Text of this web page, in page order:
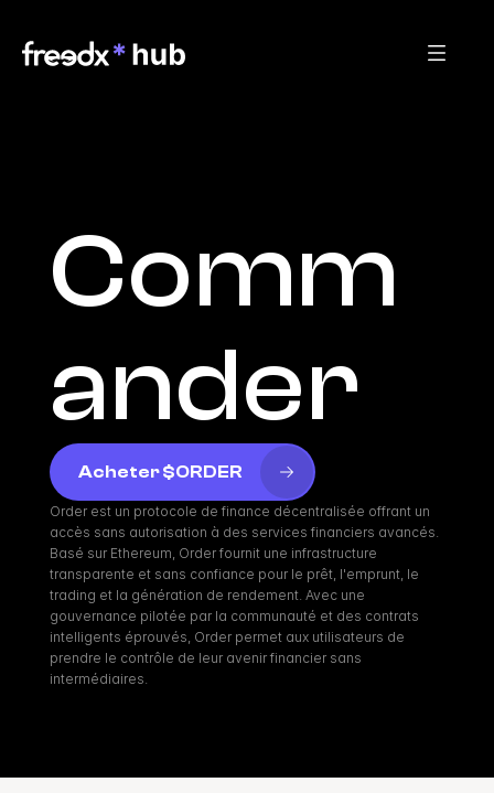
Comm
ander
Acheter $ORDER
Order est un protocole de finance décentralisée offrant un
accès sans autorisation à des services financiers avancés.
Basé sur Ethereum, Order fournit une infrastructure
transparente et sans confiance pour le prêt, l'emprunt, le
trading et la génération de rendement. Avec une
gouvernance pilotée par la communauté et des contrats
intelligents éprouvés, Order permet aux utilisateurs de
prendre le contrôle de leur avenir financier sans
intermédiaires.